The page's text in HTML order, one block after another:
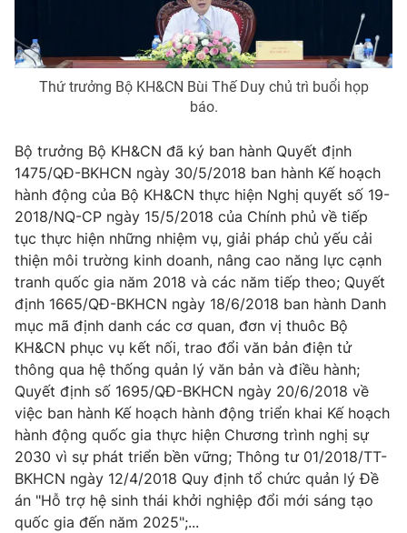
VTV8
Liên hệ tòa soạn English
THỜI BÁO VTV
Theo dõi báo trên
Cơ quan chủ quản: Đài Truyền hình Việt Nam
Cơ quan báo chí: Thời báo VTV
Giấy phép hoạt động báo in và báo điện tử số 483/GP-BTTTT
cấp ngày 29/12/2023
Tổng Biên tập:
Vũ Thanh Thủy
Phó Tổng Biên tập:Nguyễn Thị Mỹ Hạnh, Phạm Quốc Thắng,
Nguyễn Trọng Ninh
Tổng đài VTV:024.38 355 931 - 024.38 355 932
Ðiện thoại Thời báo VTV: 024.66 897 897
Email:toasoan@vtv.vn
Liên hệ quảng cáo:024-7300.7108
Thứ trưởng Bộ KH&CN Bùi Thế Duy chủ trì buổi họp
báo.
Bộ trưởng Bộ KH&CN đã ký ban hành Quyết định
1475/QĐ-BKHCN ngày 30/5/2018 ban hành Kế hoạch
hành động của Bộ KH&CN thực hiện Nghị quyết số 19-
2018/NQ-CP ngày 15/5/2018 của Chính phủ về tiếp
tục thực hiện những nhiệm vụ, giải pháp chủ yếu cải
thiện môi trường kinh doanh, nâng cao năng lực cạnh
tranh quốc gia năm 2018 và các năm tiếp theo; Quyết
định 1665/QĐ-BKHCN ngày 18/6/2018 ban hành Danh
mục mã định danh các cơ quan, đơn vị thuôc Bộ
KH&CN phục vụ kết nối, trao đổi văn bản điện tử
thông qua hệ thống quản lý văn bản và điều hành;
Quyết định số 1695/QĐ-BKHCN ngày 20/6/2018 về
việc ban hành Kế hoạch hành động triển khai Kế hoạch
hành động quốc gia thực hiện Chương trình nghị sự
2030 vì sự phát triển bền vững; Thông tư 01/2018/TT-
BKHCN ngày 12/4/2018 Quy định tổ chức quản lý Đề
án "Hỗ trợ hệ sinh thái khởi nghiệp đổi mới sáng tạo
quốc gia đến năm 2025";...